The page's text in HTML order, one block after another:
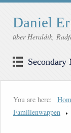
Daniel
über Heraldik,
Secondary
You are here:
Familienwappen